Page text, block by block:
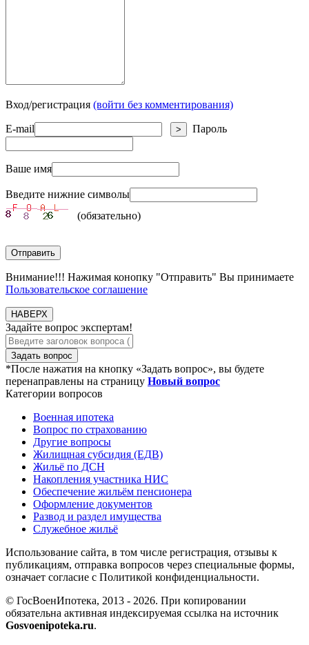
Вход/регистрация (войти без комментирования)
E-mail > Пароль
Ваше имя
Введите нижние символы
(обязательно)
Отправить
Внимание!!! Нажимая конопку "Отправить" Вы принимаете
Пользовательское соглашение
НАВЕРХ
Задайте вопрос экспертам!
Задать вопрос
*После нажатия на кнопку «Задать вопрос», вы будете
перенаправлены на страницу Новый вопрос
Категории вопросов
Военная ипотека
Вопрос по страхованию
Другие вопросы
Жилищная субсидия (ЕДВ)
Жильё по ДСН
Накопления участника НИС
Обеспечение жильём пенсионера
Оформление документов
Развод и раздел имущества
Служебное жильё
Использование сайта, в том числе регистрация, отзывы к
публикациям, отправка вопросов через специальные формы,
означает согласие с Политикой конфиденциальности.
© ГосВоенИпотека, 2013 - 2026. При копировании
обязательна активная индексируемая ссылка на источник
Gosvoenipoteka.ru.